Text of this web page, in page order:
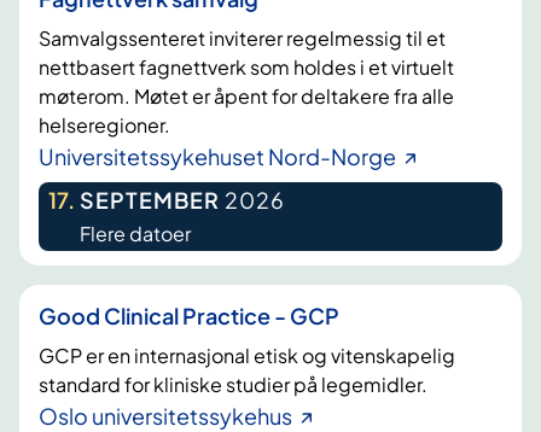
Samvalgssenteret inviterer regelmessig til et
nettbasert fagnettverk som holdes i et virtuelt
møterom. Møtet er åpent for deltakere fra alle
helseregioner.
Universitetssykehuset Nord-Norge
17. SEPTEMBER 2026
Flere datoer
Good Clinical Practice - GCP
GCP er en internasjonal etisk og vitenskapelig
standard for kliniske studier på legemidler.
Oslo universitetssykehus